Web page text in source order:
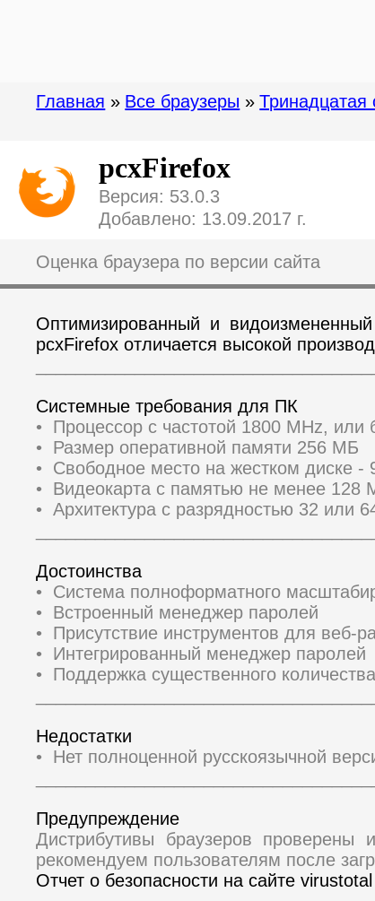
Оценка браузера по версии сайта
Оптимизированный и
pcxFirefox отличается высокой
Системные требования для ПК
• Процессор с частотой 1800 MHz,
• Размер оперативной памяти 256 МБ
• Свободное место на жестком диске -
• Видеокарта с памятью не менее 128
• Архитектура с разрядностью 32 или
Достоинства
• Система полноформатного
• Встроенный менеджер паролей
• Присутствие инструментов для веб-
• Интегрированный менеджер паролей
• Поддержка существенного
Недостатки
• Нет полноценной русскоязычной
Предупреждение
Дистрибутивы браузеров
рекомендуем пользователям после
Отчет о безопасности на сайте virustotal
Главная » Все браузеры » Тринадцатая
Версия: 53.0.3
Добавлено: 13.09.2017 г.
pcxFirefox